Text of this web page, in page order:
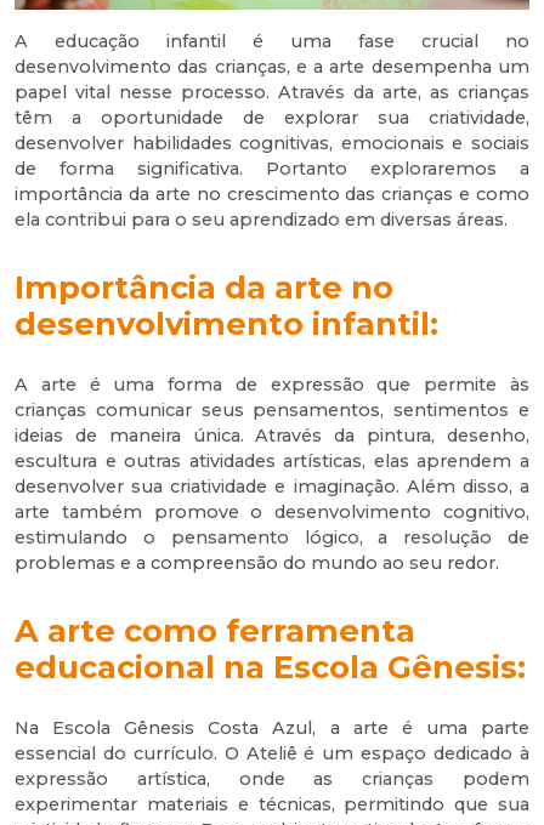
A educação infantil é uma fase crucial no
desenvolvimento das crianças, e a arte desempenha um
papel vital nesse processo. Através da arte, as crianças
têm a oportunidade de explorar sua criatividade,
desenvolver habilidades cognitivas, emocionais e sociais
de forma significativa. Portanto exploraremos a
importância da arte no crescimento das crianças e como
ela contribui para o seu aprendizado em diversas áreas.
Importância da arte no
desenvolvimento infantil:
A arte é uma forma de expressão que permite às
crianças comunicar seus pensamentos, sentimentos e
ideias de maneira única. Através da pintura, desenho,
escultura e outras atividades artísticas, elas aprendem a
desenvolver sua criatividade e imaginação. Além disso, a
arte também promove o desenvolvimento cognitivo,
estimulando o pensamento lógico, a resolução de
problemas e a compreensão do mundo ao seu redor.
A arte como ferramenta
educacional na Escola Gênesis:
Na Escola Gênesis Costa Azul, a arte é uma parte
essencial do currículo. O Ateliê é um espaço dedicado à
expressão artística, onde as crianças podem
experimentar materiais e técnicas, permitindo que sua